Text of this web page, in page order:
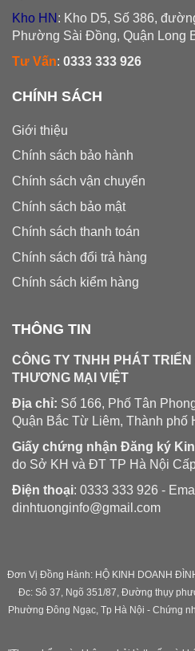
Kho HN : Kho D5, Số 386,
Phường Sài Đồng, Quận Long
Tư Vấn: 0333 333 926
CHÍNH SÁCH
Giới thiệu
Chính sách bảo hành
Chính sách vận chuyển
Chính sách bảo mật
Chính sách thanh toán
Chính sách đổi trả hàng
Chính sách kiểm hàng
THÔNG TIN
CÔNG TY TNHH PHÁT
THƯƠNG MẠI VIỆT
Địa chỉ: Số 166, Phố Tân
Quận Bắc Từ Liêm, Thành phố
Giấy chứng nhận Đăng ký
do Sở KH và ĐT TP Hà Nội
Điện thoại: 0333 333 926 -
dinhtuonginfo@gmail.com
Đơn Vị Đồng Hành: HỘ KINH DOANH
Đc: Sô 37, Ngõ 351/87, Đường thụy
Phường Đông Ngạc, Tp Hà Nội - Chứng